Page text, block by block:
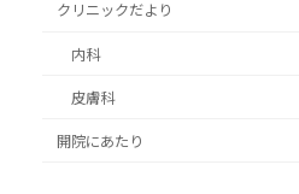
クリニックだより
内科
皮膚科
開院にあたり